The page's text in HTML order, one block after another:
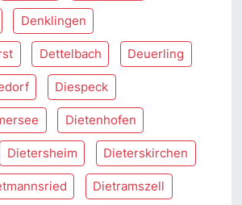
Denklingen
Dettelbach Deuerling
Diespeck
Dietenhofen
Dietersheim Dieterskirchen
Dietramszell